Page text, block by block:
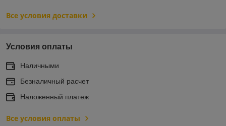
Все условия доставки
Условия оплаты
Наличными
Безналичный расчет
Наложенный платеж
Все условия оплаты